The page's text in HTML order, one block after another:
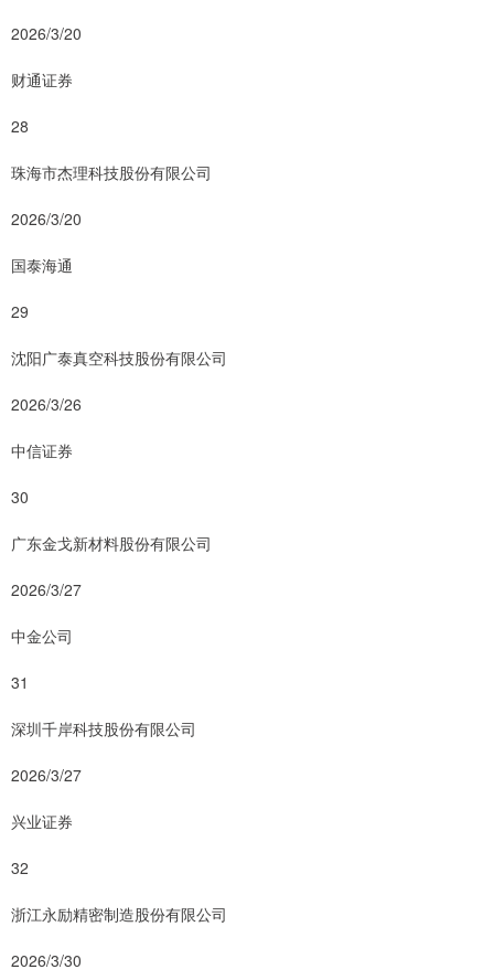
2026/3/20
财通证券
28
珠海市杰理科技股份有限公司
2026/3/20
国泰海通
29
沈阳广泰真空科技股份有限公司
2026/3/26
中信证券
30
广东金戈新材料股份有限公司
2026/3/27
中金公司
31
深圳千岸科技股份有限公司
2026/3/27
兴业证券
32
浙江永励精密制造股份有限公司
2026/3/30